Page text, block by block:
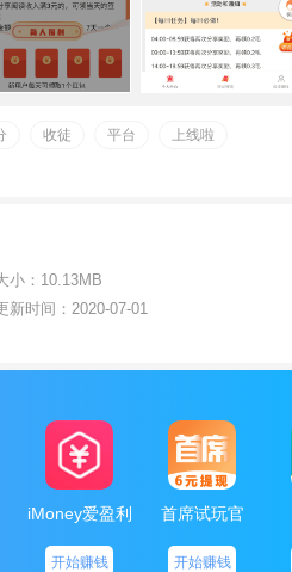
收徒 平台 上线啦
小： 10.13MB
新时间：2020-07-01
iMoney爱盈利
开始赚钱
首席试玩官
开始赚钱